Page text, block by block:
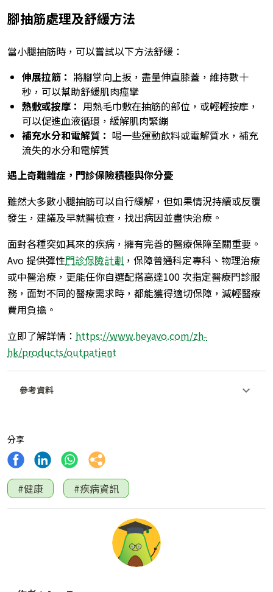
腳抽筋處理及舒緩方法
當小腿抽筋時，可以嘗試以下方法舒緩：
伸展拉筋： 將腳掌向上扳，盡量伸直膝蓋，維持數十
秒，可以幫助舒緩肌肉痙攣
熱敷或按摩： 用熱毛巾敷在抽筋的部位，或輕輕按摩，
可以促進血液循環，緩解肌肉緊繃
補充水分和電解質： 喝一些運動飲料或電解質水，補充
流失的水分和電解質
遇上奇難雜症，門診保險積極與你分憂
雖然大多數小腿抽筋可以自行緩解，但如果情況持續或反覆
發生，建議及早就醫檢查，找出病因並盡快治療。
面對各種突如其來的疾病，擁有完善的醫療保障至關重要。
Avo 提供彈性門診保險計劃 ，保障普通科定專科、物理治療
或中醫治療，更能任你自選配搭高達100 次指定醫療門診服
務，面對不同的醫療需求時，都能獲得適切保障，減輕醫療
費用負擔。
立即了解詳情： https://www.heyavo.com/zh-
hk/products/outpatient
參考資料
分享
#健康 #疾病資訊